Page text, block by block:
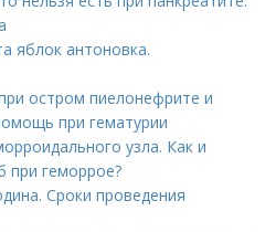
яблок антоновка.
остром пиелонефрите и
при гематурии
узла. Как и
при геморрое?
Сроки проведения